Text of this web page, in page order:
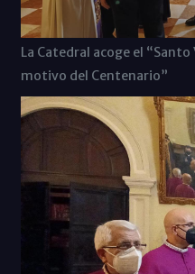
La Catedral acoge el “Santo
motivo del Centenario”